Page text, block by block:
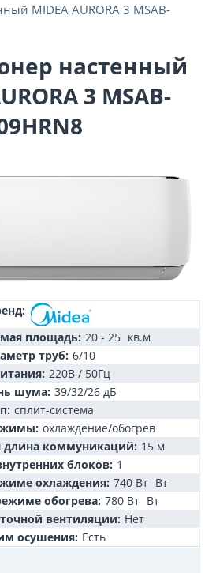
MIDEA AURORA 3 MSAB-
настенный
3 MSAB-
площадь: 20 - 25 кв.м
труб: 6/10
220В / 50Гц
шума: 39/32/26 дБ
сплит-система
охлаждение/обогрев
длина коммуникаций: 15 м
блоков: 1
охлаждения: 740 Вт Вт
обогрева: 780 Вт Вт
вентиляции: Нет
осушения: Есть